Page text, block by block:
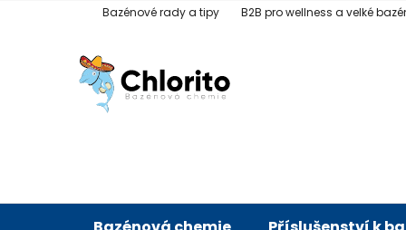
Bazénové rady a tipy B2B pro wellness a velké